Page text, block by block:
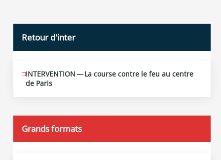
Retour d'inter
JUIN
12
INTERVENTION — La course contre le feu au centre
de Paris
Grands formats